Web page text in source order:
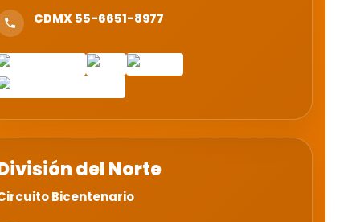
CDMX 55-6651-8977
del Norte
Bicentenario